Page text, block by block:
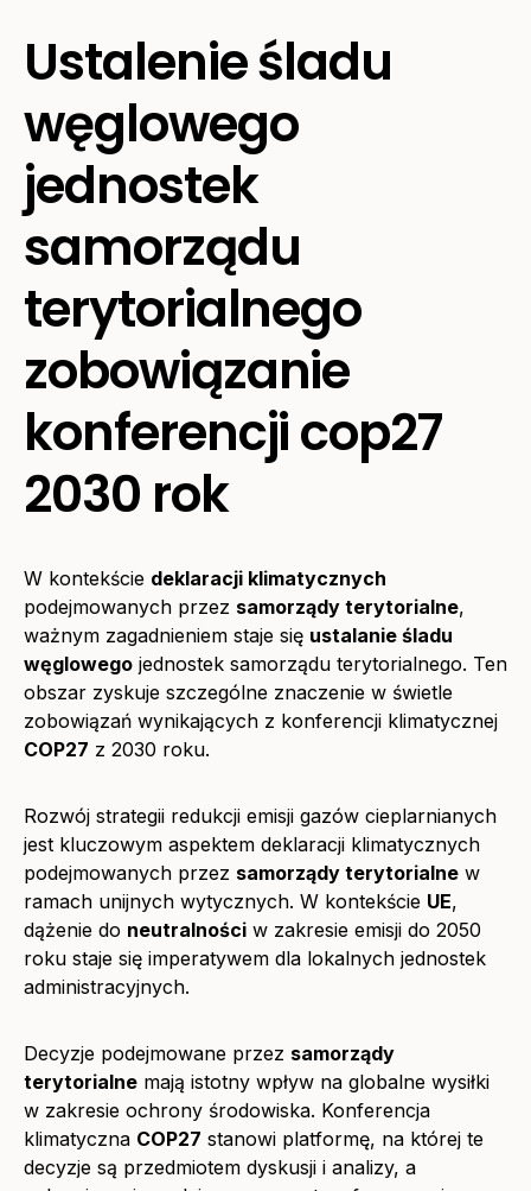
Ustalenie śladu
węglowego
jednostek
samorządu
terytorialnego
zobowiązanie
konferencji cop27
2030 rok
W kontekście deklaracji klimatycznych
podejmowanych przez samorządy terytorialne,
ważnym zagadnieniem staje się ustalanie śladu
węglowego jednostek samorządu terytorialnego. Ten
obszar zyskuje szczególne znaczenie w świetle
zobowiązań wynikających z konferencji klimatycznej
COP27 z 2030 roku.
Rozwój strategii redukcji emisji gazów cieplarnianych
jest kluczowym aspektem deklaracji klimatycznych
podejmowanych przez samorządy terytorialne w
ramach unijnych wytycznych. W kontekście UE,
dążenie do neutralności w zakresie emisji do 2050
roku staje się imperatywem dla lokalnych jednostek
administracyjnych.
Decyzje podejmowane przez samorządy
terytorialne mają istotny wpływ na globalne wysiłki
w zakresie ochrony środowiska. Konferencja
klimatyczna COP27 stanowi platformę, na której te
decyzje są przedmiotem dyskusji i analizy, a